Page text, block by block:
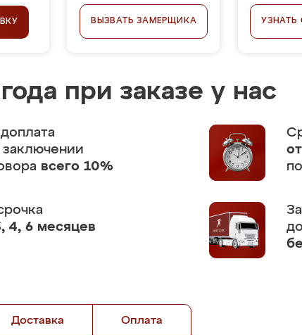
ВЫЗВАТЬ ЗАМЕРЩИКА УЗНАТЬ
при заказе у нас
заключении
всего 10%
4, 6 месяцев
Доставка Оплата